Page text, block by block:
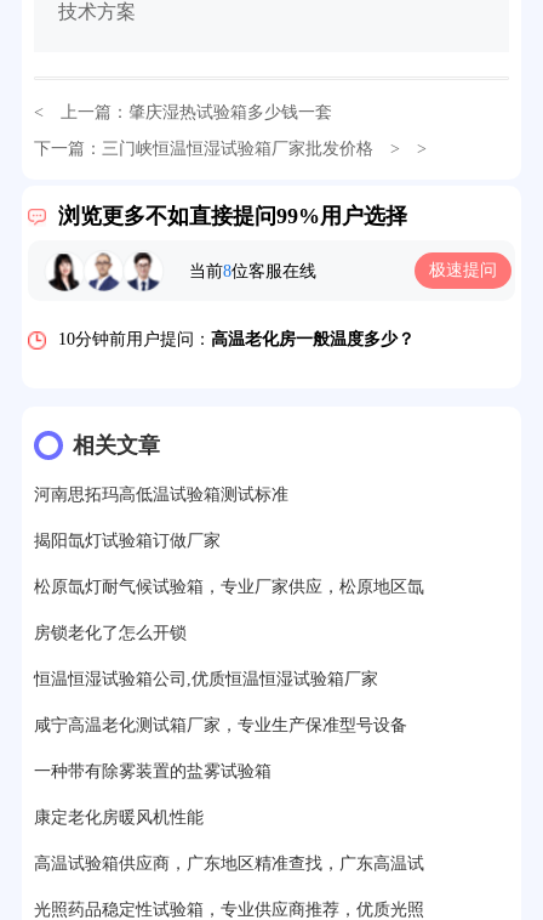
技术方案
< 上一篇： 肇庆湿热试验箱多少钱一套
下一篇： 三门峡恒温恒湿试验箱厂家批发价格 > >
浏览更多不如直接提问99%用户选择
当前8位客服在线 极速提问
32分钟前用户提问：氙灯老化试验箱价格多少？
7分钟前用户提问： 老化房安全要求标准有哪些？
10分钟前用户提问： 高温老化房一般温度多少？
13分钟前用户提问：
15分钟前用户提问：高低温试验箱玻璃用什么材料？
17分钟前用户提问：步入式老化房有多大的？
22分钟前用户提问： 紫外线老化箱辐照时间是多久？
25分钟前用户提问：
27分钟前用户提问：移动电源老化柜与电池柜的区别？
32分钟前用户提问：氙灯老化试验箱价格多少？
2分钟前用户提问：大型高温老化房价格多少钱？
相关文章
河南思拓玛高低温试验箱测试标准
揭阳氙灯试验箱订做厂家
松原氙灯耐气候试验箱，专业厂家供应，松原地区氙
房锁老化了怎么开锁
恒温恒湿试验箱公司,优质恒温恒湿试验箱厂家
咸宁高温老化测试箱厂家，专业生产保准型号设备
一种带有除雾装置的盐雾试验箱
康定老化房暖风机性能
高温试验箱供应商，广东地区精准查找，广东高温试
光照药品稳定性试验箱，专业供应商推荐，优质光照